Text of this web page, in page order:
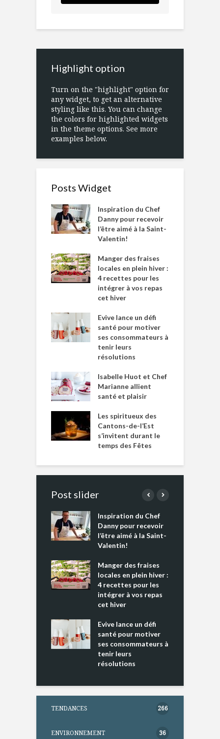
Highlight option
Turn on the "highlight" option for
any widget, to get an alternative
styling like this. You can change
the colors for highlighted widgets
in the theme options. See more
examples below.
Posts Widget
Inspiration du Chef
Danny pour recevoir
l’être aimé à la Saint-
Valentin!
Manger des fraises
locales en plein hiver :
4 recettes pour les
intégrer à vos repas
cet hiver
Evive lance un défi
santé pour motiver
ses consommateurs à
tenir leurs
résolutions
Isabelle Huot et Chef
Marianne allient
santé et plaisir
Les spiritueux des
Cantons-de-l’Est
s’invitent durant le
temps des Fêtes
Post slider
Inspiration du Chef
Danny pour recevoir
l’être aimé à la Saint-
Valentin!
Manger des fraises
locales en plein hiver :
4 recettes pour les
intégrer à vos repas
cet hiver
Evive lance un défi
santé pour motiver
ses consommateurs à
tenir leurs
résolutions
TENDANCES 266
ENVIRONNEMENT 36